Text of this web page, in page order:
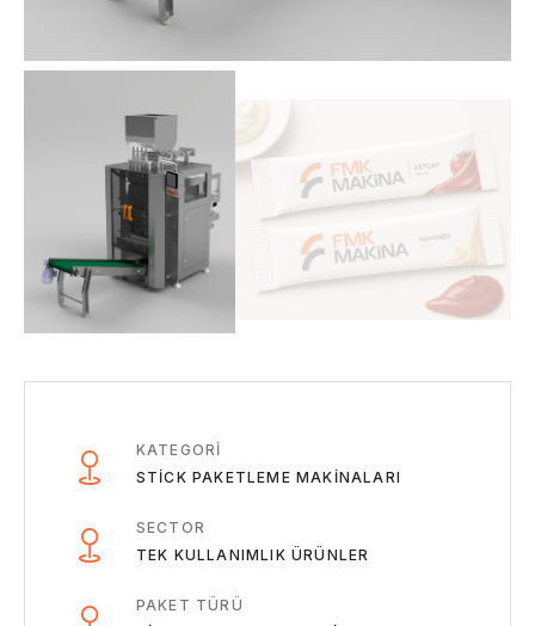
KATEGORI
STICK PAKETLEME MAKINALARI
SECTOR
TEK KULLANIMLIK ÜRÜNLER
PAKET TÜRÜ